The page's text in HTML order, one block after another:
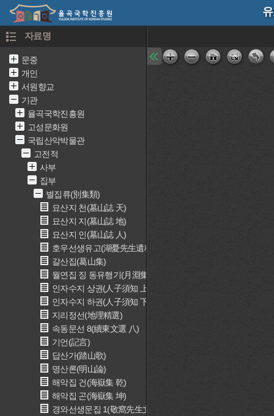
자료명
문중
개인
서원향교
기관
율곡국학진흥원
고성문화원
국립산악박물관
고전적
사부
집부
별집류(別集類)
묘산지 천(墓山誌 天)
묘산지 지(墓山誌 地)
묘산지 인(墓山誌 人)
호우선생유고(湖憂先生遺稿)
갈산집(葛山集)
월연집 징 동유행기(月淵集 徴 東遊紀行)
인자수지 상권(人子須知 上卷)
인자수지 하권(人子須知 下卷)
지리정선(地理精選)
속동문선 8(續東文選 八)
기언(記言)
답산가(踏山歌)
명산론(明山論)
해악집 건(海嶽集 乾)
해악집 곤(海嶽集 坤)
경와선생문집 1(敬窩先生文集 一)